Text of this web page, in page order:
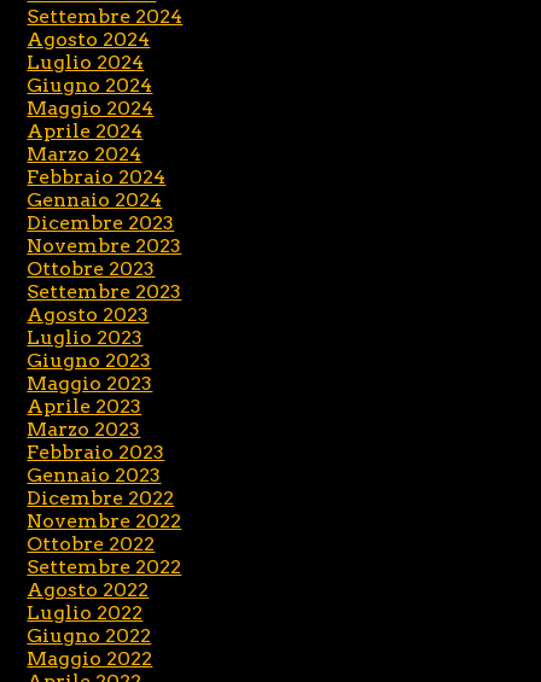
Settembre 2024
Agosto 2024
Luglio 2024
Giugno 2024
Maggio 2024
Aprile 2024
Marzo 2024
Febbraio 2024
Gennaio 2024
Dicembre 2023
Novembre 2023
Ottobre 2023
Settembre 2023
Agosto 2023
Luglio 2023
Giugno 2023
Maggio 2023
Aprile 2023
Marzo 2023
Febbraio 2023
Gennaio 2023
Dicembre 2022
Novembre 2022
Ottobre 2022
Settembre 2022
Agosto 2022
Luglio 2022
Giugno 2022
Maggio 2022